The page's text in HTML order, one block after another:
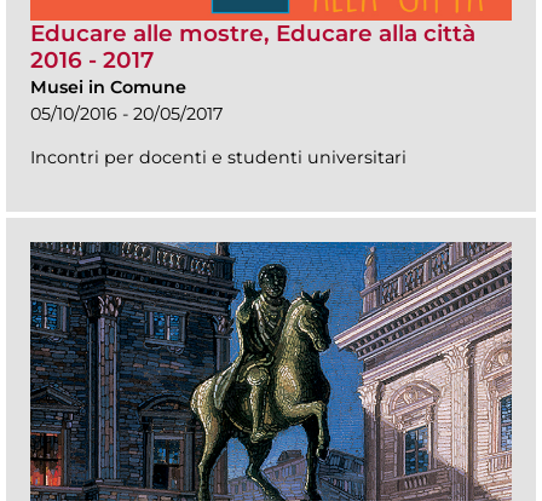
Educare alle mostre, Educare alla città
2016 - 2017
Musei in Comune
05/10/2016 - 20/05/2017
Incontri per docenti e studenti universitari